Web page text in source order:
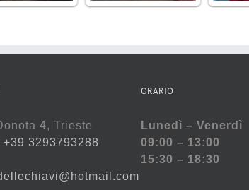
4, Trieste
+39 3293793288
ORARIO
Lunedì – Venerdì
09:00 – 13:00
15:30 – 18:30